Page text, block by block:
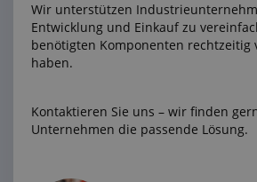
Wir unterstützen
Entwicklung und Einkauf zu
benötigten Komponenten rechtzeitig
haben.
Kontaktieren Sie uns – wir finden
Unternehmen die passende Lösung.